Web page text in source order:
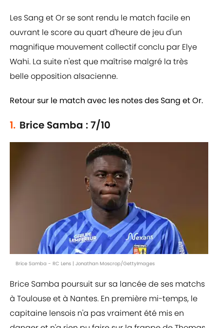
Les Sang et Or se sont rendu le match facile en
ouvrant le score au quart d'heure de jeu d'un
magnifique mouvement collectif conclu par Elye
Wahi. La suite n'est que maîtrise malgré la très
belle opposition alsacienne.
Retour sur le match avec les notes des Sang et Or.
1. Brice Samba : 7/10
Brice Samba - RC Lens | Jonathan Moscrop/GettyImages
Brice Samba poursuit sur sa lancée de ses matchs
à Toulouse et à Nantes. En première mi-temps, le
capitaine lensois n'a pas vraiment été mis en